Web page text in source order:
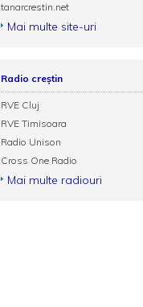
tanarcrestin.net
Mai multe site-uri
Radio creștin
RVE Cluj
RVE Timisoara
Radio Unison
Cross One Radio
Mai multe radiouri